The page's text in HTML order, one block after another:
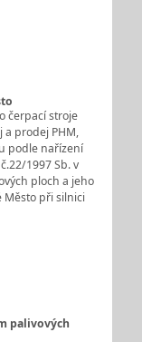
čerpací stroje
a prodej PHM,
podle nařízení
1997 Sb. v
ploch a jeho
při silnici
palivových